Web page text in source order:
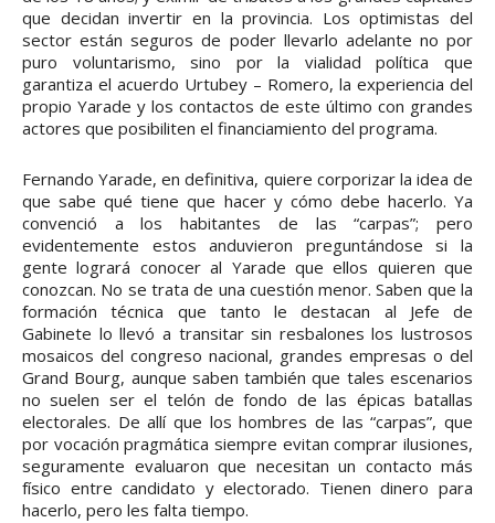
que decidan invertir en la provincia. Los optimistas del
sector están seguros de poder llevarlo adelante no por
puro voluntarismo, sino por la vialidad política que
garantiza el acuerdo Urtubey – Romero, la experiencia del
propio Yarade y los contactos de este último con grandes
actores que posibiliten el financiamiento del programa.
Fernando Yarade, en definitiva, quiere corporizar la idea de
que sabe qué tiene que hacer y cómo debe hacerlo. Ya
convenció a los habitantes de las “carpas”; pero
evidentemente estos anduvieron preguntándose si la
gente logrará conocer al Yarade que ellos quieren que
conozcan. No se trata de una cuestión menor. Saben que la
formación técnica que tanto le destacan al Jefe de
Gabinete lo llevó a transitar sin resbalones los lustrosos
mosaicos del congreso nacional, grandes empresas o del
Grand Bourg, aunque saben también que tales escenarios
no suelen ser el telón de fondo de las épicas batallas
electorales. De allí que los hombres de las “carpas”, que
por vocación pragmática siempre evitan comprar ilusiones,
seguramente evaluaron que necesitan un contacto más
físico entre candidato y electorado. Tienen dinero para
hacerlo, pero les falta tiempo.